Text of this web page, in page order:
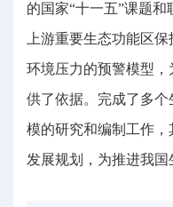
的国家“十一五”课题
上游重要生态功能区
环境压力的预警模型
供了依据。完成了多个
模的研究和编制工作
发展规划，为推进我